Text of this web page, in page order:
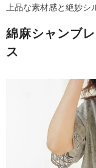
上品な素材感と絶妙シ
綿麻シャンブ
ス